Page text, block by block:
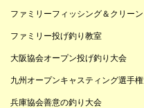
ファミリーフィッシング＆クリー
ファミリー投げ釣り教室
大阪協会オープン投げ釣り大会
九州オープンキャスティング選手
兵庫協会善意の釣り大会